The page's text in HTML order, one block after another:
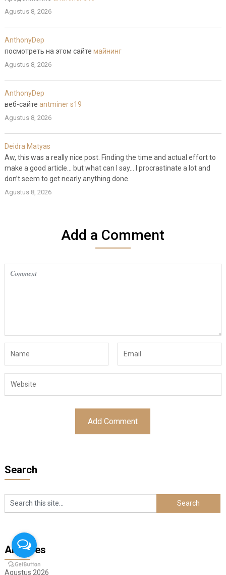
Agustus 8, 2026
AnthonyDep
посмотреть на этом сайте майнинг
Agustus 8, 2026
AnthonyDep
веб-сайте antminer s19
Agustus 8, 2026
Deidra Matyas
Aw, this was a really nice post. Finding the time and actual effort to
make a good article… but what can I say… I procrastinate a lot and
don’t seem to get nearly anything done.
Agustus 8, 2026
Add a Comment
Search
Archives
Agustus 2026